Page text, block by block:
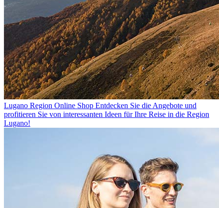
Lugano Region Online Shop Entdecken Sie die Angebote und
profitieren Sie von interessanten Ideen für Ihre Reise in die Region
Lugano!